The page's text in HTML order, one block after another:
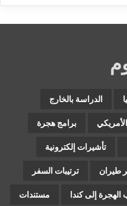
الدراسة بالخارج
برامج هجرة
تأشيرات إلكترونية
طيران ترتيبات السفر
إلى كندا مستندات